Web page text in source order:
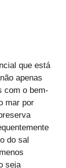
que está
apenas
com o bem-
mar por
do sal
seja